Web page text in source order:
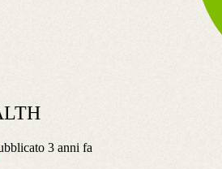
3 anni fa